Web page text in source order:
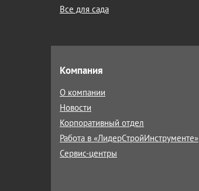
Все для сада
Компания
О компании
Новости
Корпоративный отдел
Работа в «ЛидерСтройИнструменте»
Сервис-центры